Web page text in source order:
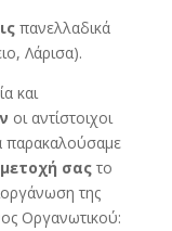
πανελλαδικά
Λάρισα).
και
οι αντίστοιχοι
σαςτο
της
Οργανωτικού: